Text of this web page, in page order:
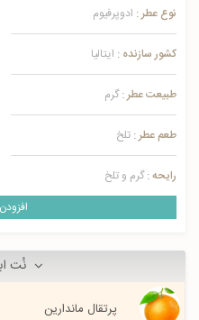
نوع عطر : ادوپرفیوم
کشور سازنده : ایتالیا
طبیعت عطر : گرم
طعم عطر : تلخ
رایحه : گرم و تلخ
نُت
پرتقال ماندارین